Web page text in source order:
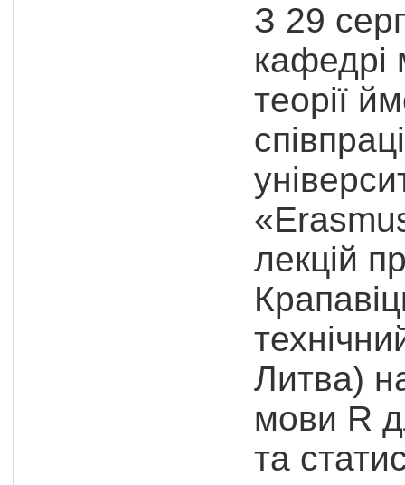
З 29
кафедрі
теорії
лекцій
Литва)
мови R
та